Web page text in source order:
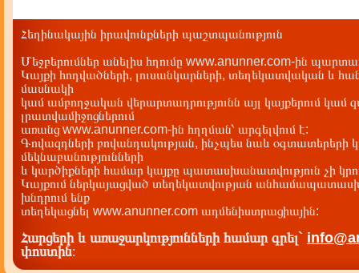
Հեղինակային իրավունքների պաշտպանություն
Մեջբերումներ անելիս հղումը www.anunner.com-ին
Կայքի հոդվածների, լուսանկարների, տեղեկատվական և
մասնակի
կամ ամբողջական վերարտադրությունն այլ կայքերում կամ
լրատվամիջոցներում
առանց www.anunner.com-ին հղղման՝ արգելվում է:
Գովազդների բովանդակության, ինչպես նաև օգտատերերի
մեկնաբանությունների
և կարծիքների համար կայքը պատասխանատվություն չի
Կայքում ներկայացված տեղեկատվության
խնդրում ենք
տեղեկացնել www.anunner.com ադմենիստրացիային:
Հարցերի և առաջարկությունների համար գրել`
փոստին: